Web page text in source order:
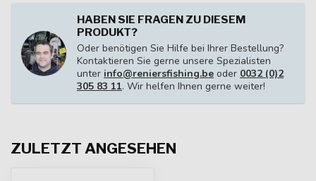
HABEN SIE FRAGEN ZU DIESEM
PRODUKT?
Oder benötigen Sie Hilfe bei Ihrer Bestellung?
Kontaktieren Sie gerne unsere Spezialisten
unter info@reniersfishing.be oder 0032 (0)2
305 83 11. Wir helfen Ihnen gerne weiter!
ZULETZT ANGESEHEN